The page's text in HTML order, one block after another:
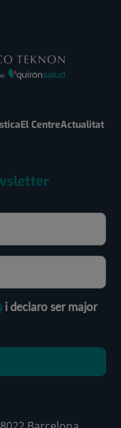
El CentreActualitat
i declaro ser major